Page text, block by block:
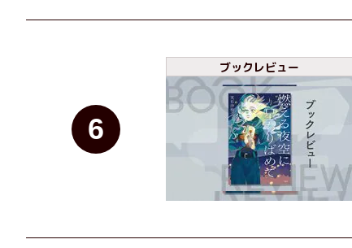
6
ブックレビュー